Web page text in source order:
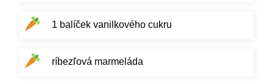
1 balíček vanilkového cukru
ríbezľová marmeláda